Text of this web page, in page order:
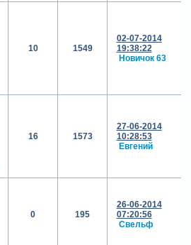
10 1549
02-07-2014
19:38:22
Новичок 63
16 1573
27-06-2014
10:28:53
Евгений
0 195
26-06-2014
07:20:56
Свельф